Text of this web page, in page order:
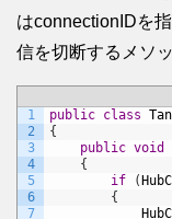
はconnectionIDを
信を切断するメソ
1
2
3
4
5
6
7
public class
{
public void
{
if
(
{